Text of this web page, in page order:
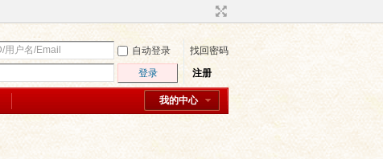
自动登录
找回密码
登录 注册
我的中心